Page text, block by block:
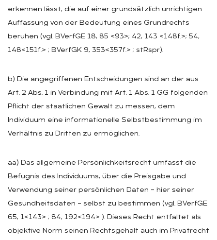
erkennen lässt, die auf einer grundsätzlich unrichtigen
Auffassung von der Bedeutung eines Grundrechts
beruhen (vgl. BVerfGE 18, 85 <93>; 42, 143 <148f.>; 54,
148<151f.> ; BVerfGK 9, 353<357f.> ; stRspr).
b) Die angegriffenen Entscheidungen sind an der aus
Art. 2 Abs. 1 in Verbindung mit Art. 1 Abs. 1 GG folgenden
Pflicht der staatlichen Gewalt zu messen, dem
Individuum eine informationelle Selbstbestimmung im
Verhältnis zu Dritten zu ermöglichen.
aa) Das allgemeine Persönlichkeitsrecht umfasst die
Befugnis des Individuums, über die Preisgabe und
Verwendung seiner persönlichen Daten – hier seiner
Gesundheitsdaten – selbst zu bestimmen (vgl. BVerfGE
65, 1<143> ; 84, 192<194> ). Dieses Recht entfaltet als
objektive Norm seinen Rechtsgehalt auch im Privatrecht